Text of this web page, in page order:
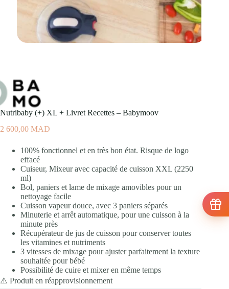
Nutribaby (+) XL + Livret Recettes – Babymoov
2 600,00 MAD
100% fonctionnel et en très bon état. Risque de logo
effacé
Cuiseur, Mixeur avec capacité de cuisson XXL (2250
ml)
Bol, paniers et lame de mixage amovibles pour un
nettoyage facile
Cuisson vapeur douce, avec 3 paniers séparés
Minuterie et arrêt automatique, pour une cuisson à la
minute près
Récupérateur de jus de cuisson pour conserver toutes
les vitamines et nutriments
3 vitesses de mixage pour ajuster parfaitement la texture
souhaitée pour bébé
Possibilité de cuire et mixer en même temps
⚠️ Produit en réapprovisionnement